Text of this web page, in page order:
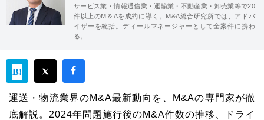
サービス業・情報通信業・運輸業・不動産業・卸売業等で20
件以上のM＆Aを成約に導く。M&A総合研究所では、アドバ
イザーを統括。ディールマネージャーとして全案件に携わ
る。
運送・物流業界のM&A最新動向を、M&Aの専門家が徹
底解説。2024年問題施行後のM&A件数の推移、ドライ